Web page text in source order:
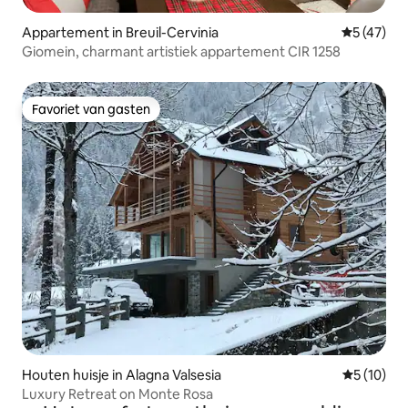
Appartement in Breuil-Cervinia
5 (47)
Giomein, charmant artistiek appartement CIR 1258
Favoriet van gasten
Favoriet van gasten
Houten huisje in Alagna Valsesia
5 (10)
Luxury Retreat on Monte Rosa